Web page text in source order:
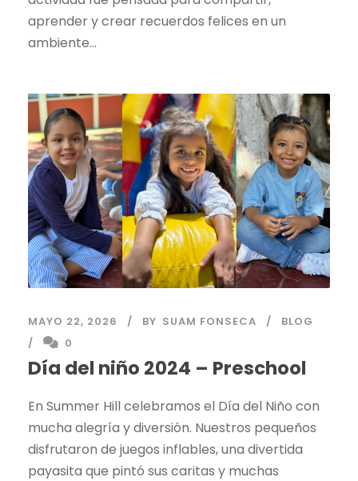
aprender y crear recuerdos felices en un
ambiente...
MAYO 22, 2026 BY SUAM FONSECA
BLOG
0
Día del niño 2024 – Preschool
En Summer Hill celebramos el Día del Niño con
mucha alegría y diversión. Nuestros pequeños
disfrutaron de juegos inflables, una divertida
payasita que pintó sus caritas y muchas